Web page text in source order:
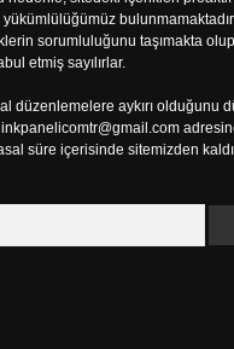
yükümlülüğümüz
sorumluluğunu taşımakta
etmiş sayılırlar.
düzenlemelere aykırı olduğunu
süre içerisinde sitemizden